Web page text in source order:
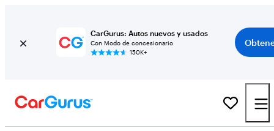
CarGurus: Autos nuevos y usados
Con Modo de concesionario
150K+